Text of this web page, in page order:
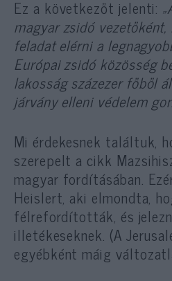
Ez a következőt jelenti:
magyar zsidó
feladat elérni a
Európai zsidó közösség
lakosság százezer főből
járvány elleni védelem
Mi érdekesnek találtuk,
szerepelt a cikk
magyar fordításában.
Heislert, aki elmondta,
félrefordították, és
illetékeseknek. (A
egyébként máig